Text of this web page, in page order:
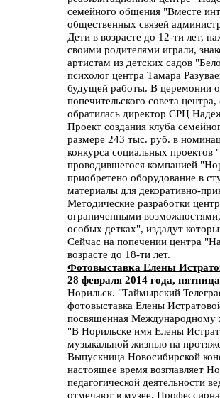
семейного общения "Вместе
общественных связей
Дети в возрасте до 12-ти лет,
своими родителями играли,
артистам из детских садов
психолог центра Тамара
будущей работы. В церемонии
попечительского совета
обратилась директор СРЦ
Проект создания клуба
размере 243 тыс. руб. в
конкурса социальных
проводившегося компанией
приобретено оборудование в
материалы для декоративно-
Методические разработки
ограниченными
особых детках", издадут
Сейчас на попечении центра
возрасте до 18-ти лет.
Фотовыставка Елены
28 февраля 2014 года,
Норильск. "Таймырский
фотовыставка Елены
посвященная Международному
"В Норильске имя Елены
музыкальной жизнью на
Выпускница Новосибирской
настоящее время возглавляет
педагогической деятельности
отмечают в музее.